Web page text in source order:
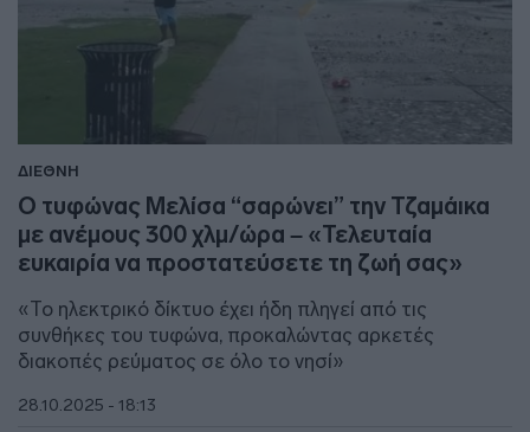
ΔΙΕΘΝΗ
Ο τυφώνας Μελίσα “σαρώνει” την Τζαμάικα
με ανέμους 300 χλμ/ώρα – «Τελευταία
ευκαιρία να προστατεύσετε τη ζωή σας»
«Το ηλεκτρικό δίκτυο έχει ήδη πληγεί από τις
συνθήκες του τυφώνα, προκαλώντας αρκετές
διακοπές ρεύματος σε όλο το νησί»
28.10.2025 - 18:13